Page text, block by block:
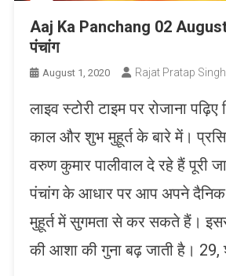
Aaj Ka Panchang 02
पंचांग
August 1, 2020 Rajat Pratap Singh
लाइव स्टोरी टाइम पर रोजाना
काल और शुभ मुहूर्त के बारे में।
वरुण कुमार पालीवाल दे रहे हैं पूरी
पंचांग के आधार पर आप अपने
मुहूर्त में सुगमता से कर सकते हैं।
की आशा की गुना बढ़ जाती है। 29,